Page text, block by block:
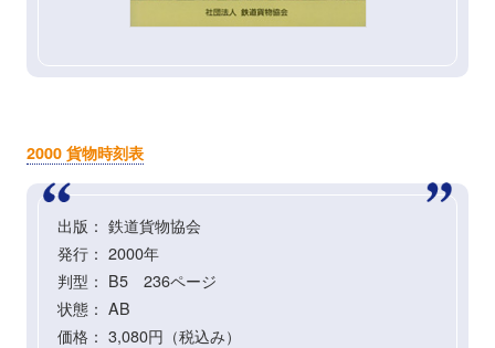
2000 貨物時刻表
出版： 鉄道貨物協会
発行： 2000年
判型： B5 236ページ
状態： AB
価格： 3,080円（税込み）